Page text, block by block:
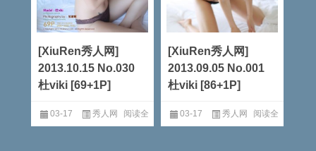
[XiuRen秀人网]
2013.10.15 No.030
杜viki [69+1P]
03-17 秀人网 阅读全
[XiuRen秀人网]
2013.09.05 No.001
杜viki [86+1P]
03-17 秀人网 阅读全